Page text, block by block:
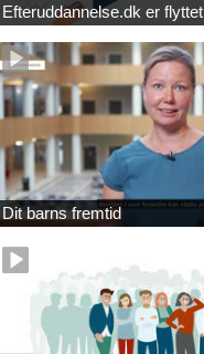
Efteruddannelse.dk er flyttet
Dit barns fremtid